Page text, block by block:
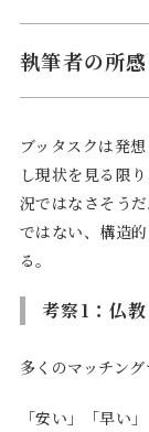
執筆者の所感
ブッタスクは発
し現状を見る限
況ではなさそう
ではない、構造
る。
考察1：仏
多くのマッチング
「安い」「早い